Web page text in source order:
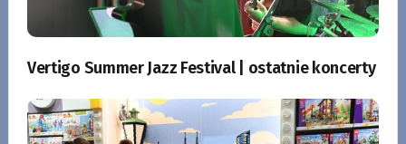
Vertigo Summer Jazz Festival | ostatnie koncerty